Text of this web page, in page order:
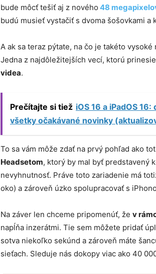
bude môcť tešiť aj z nového 48
budú musieť vystačiť s dvoma šošovkami a
A ak sa teraz pýtate, na čo je takéto
Jedna z najdôležitejších vecí, ktorú
videa.
Prečítajte si tiež iOS 16 a iPadOS
všetky očakávané novinky
To sa vám môže zdať na prvý pohľad ako
Headsetom, ktorý by mal byť predstavený
nevyhnutnosť. Práve toto zariadenie má
oko) a zároveň úzko spolupracovať s
Na záver len chceme pripomenúť, že v
napĺňa inzerátmi. Tie sem môžete pridať
sotva niekoľko sekúnd a zároveň máte
sieťach. Sleduje nás dokopy viac ako 40